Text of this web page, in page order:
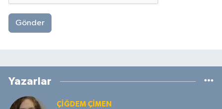
Gönder
Yazarlar
ÇIĞDEM ÇIMEN